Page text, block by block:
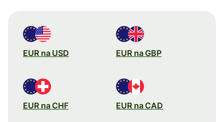
EUR na USD EUR na GBP
EUR na CHF EUR na CAD